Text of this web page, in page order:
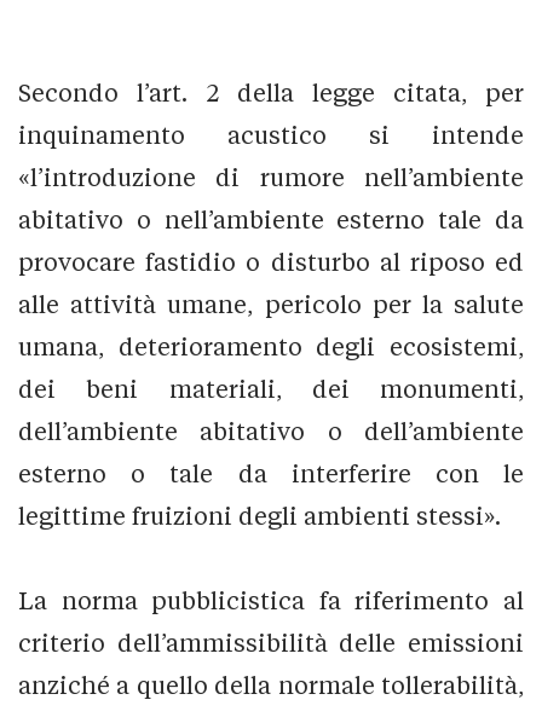
Secondo l’art. 2 della legge citata, per
inquinamento acustico si intende
«l’introduzione di rumore nell’ambiente
abitativo o nell’ambiente esterno tale da
provocare fastidio o disturbo al riposo ed
alle attività umane, pericolo per la salute
umana, deterioramento degli ecosistemi,
dei beni materiali, dei monumenti,
dell’ambiente abitativo o dell’ambiente
esterno o tale da interferire con le
legittime fruizioni degli ambienti stessi».
La norma pubblicistica fa riferimento al
criterio dell’ammissibilità delle emissioni
anziché a quello della normale tollerabilità,